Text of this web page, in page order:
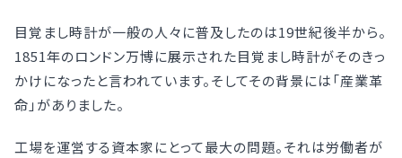
目覚まし時計が一般の人々に普及したのは19世紀後半から。
1851年のロンドン万博に展示された目覚まし時計がそのきっ
かけになったと言われています。そしてその背景には「産業革
命」がありました。
工場を運営する資本家にとって最大の問題。それは労働者が